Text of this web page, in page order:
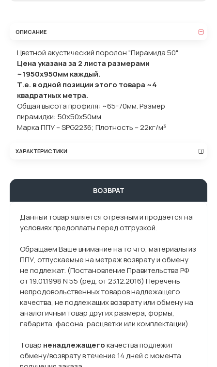
ОПИСАНИЕ
Цветной акустический поролон "Пирамида 50"
Цена указана за 2 листа размерами
~1950х950мм каждый.
Т.е. в одной позиции этого товара ~4
квадратных метра.
Общая высота профиля: ~65-70мм. Размер
пирамидки: 50x50x50мм.
Марка ППУ – SPG2236; Плотность – 22кг/м³
ХАРАКТЕРИСТИКИ
ВОЗВРАТ
Данный товар является отрезным и продается на
условиях предоплаты перед отгрузкой.
Обращаем Ваше внимание на то что, материалы из
ППУ, отпускаемые на метраж возврату и обмену
не подлежат. (Постановление Правительства РФ
от 19.01.1998 N 55 (ред. от 23.12.2016) Перечень
непродовольственных товаров надлежащего
качества, не подлежащих возврату или обмену на
аналогичный товар других размера, формы,
габарита, фасона, расцветки или комплектации).
Товар ненадлежащегокачества подлежит
обмену/возврату в течение 14 дней с момента